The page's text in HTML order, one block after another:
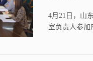
4月21日，山
室负责人参加